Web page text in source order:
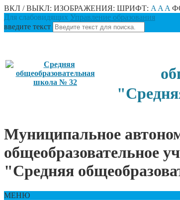
ВКЛ / ВЫКЛ: ИЗОБРАЖЕНИЯ: ШРИФТ: A A A
Для слабовидящих Управление образования
введите текст
Муниципальное
общеобразовательное
"Средняя
МЕНЮ